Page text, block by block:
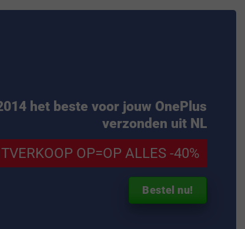
het beste voor jouw OnePlus
verzonden uit NL
OP=OP ALLES -40%
Bestel nu!